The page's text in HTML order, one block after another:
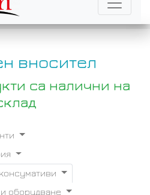
вносител
са налични на
оборудване